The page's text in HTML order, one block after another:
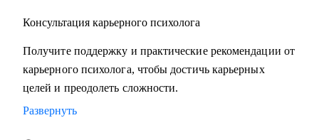
Консультация карьерного психолога
Получите поддержку и практические рекомендации от
карьерного психолога, чтобы достичь карьерных
целей и преодолеть сложности.
Развернуть